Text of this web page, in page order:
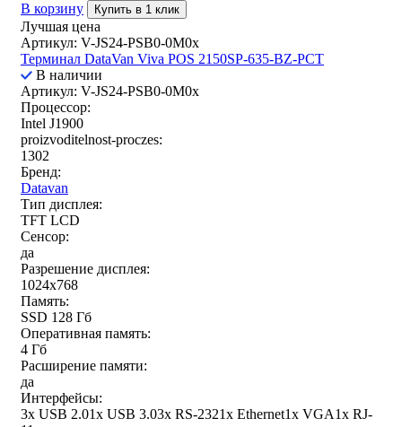
В корзину
Купить в 1 клик
Лучшая цена
Артикул: V-JS24-PSB0-0M0x
Терминал DataVan Viva POS 2150SP-635-BZ-PCT
В наличии
Артикул: V-JS24-PSB0-0M0x
Процессор:
Intel J1900
proizvoditelnost-proczes:
1302
Бренд:
Datavan
Тип дисплея:
TFT LCD
Сенсор:
да
Разрешение дисплея:
1024x768
Память:
SSD 128 Гб
Оперативная память:
4 Гб
Расширение памяти:
да
Интерфейсы:
3x USB 2.01x USB 3.03x RS-2321x Ethernet1x VGA1x RJ-